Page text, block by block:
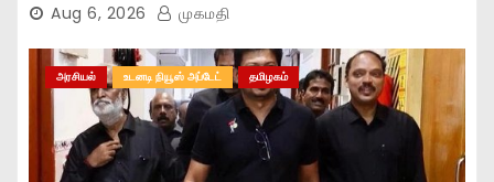
Aug 6, 2026 முகமதி
அரசியல் உடனடி நியூஸ் அப்டேட் தமிழகம்